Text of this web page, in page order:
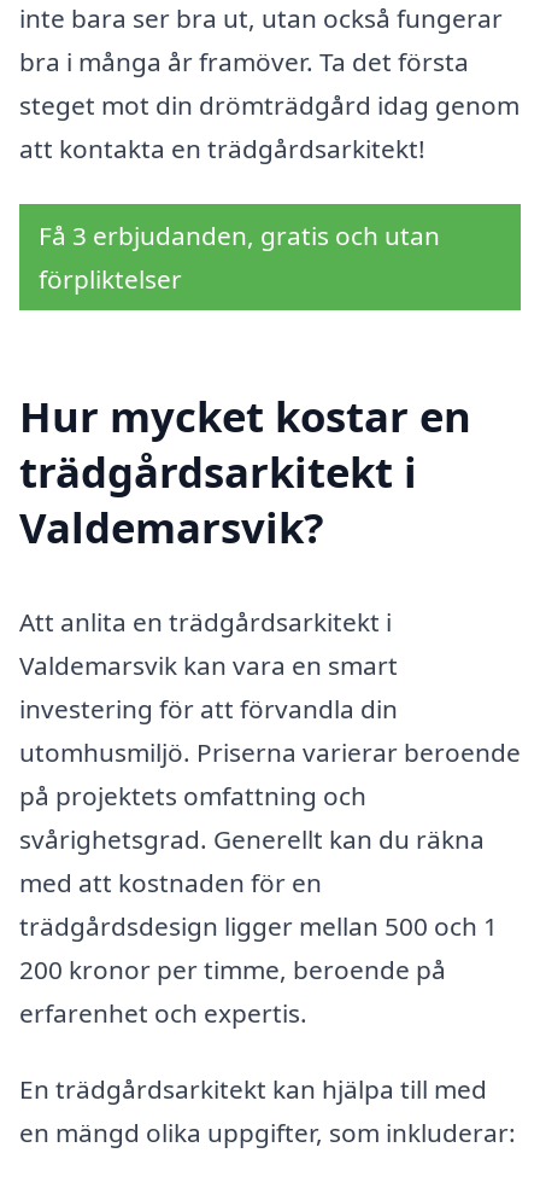
inte bara ser bra ut, utan också fungerar
bra i många år framöver. Ta det första
steget mot din drömträdgård idag genom
att kontakta en trädgårdsarkitekt!
Få 3 erbjudanden, gratis och utan
förpliktelser
Hur mycket kostar en
trädgårdsarkitekt i
Valdemarsvik?
Att anlita en trädgårdsarkitekt i
Valdemarsvik kan vara en smart
investering för att förvandla din
utomhusmiljö. Priserna varierar beroende
på projektets omfattning och
svårighetsgrad. Generellt kan du räkna
med att kostnaden för en
trädgårdsdesign ligger mellan 500 och 1
200 kronor per timme, beroende på
erfarenhet och expertis.
En trädgårdsarkitekt kan hjälpa till med
en mängd olika uppgifter, som inkluderar: